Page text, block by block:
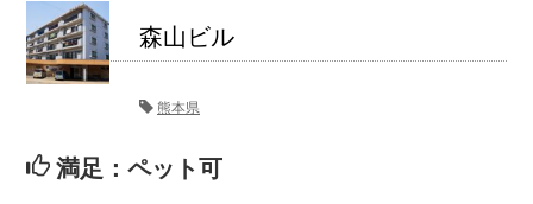
森山ビル
熊本県
満足：ペット可